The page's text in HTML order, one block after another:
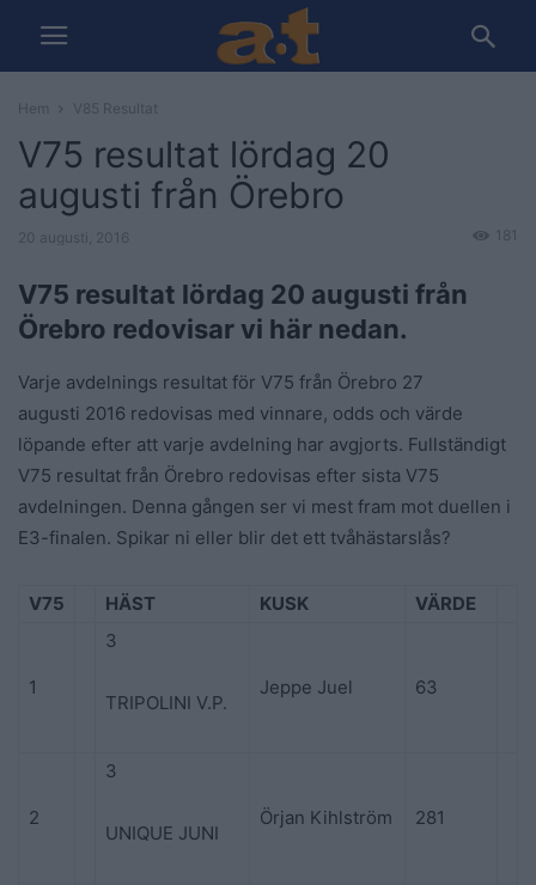
Hem V85 Resultat
V75 resultat lördag 20
augusti från Örebro
20 augusti, 2016 181
V75 resultat lördag 20 augusti från
Örebro redovisar vi här nedan.
Varje avdelnings resultat för V75 från Örebro 27
augusti 2016 redovisas med vinnare, odds och värde
löpande efter att varje avdelning har avgjorts. Fullständigt
V75 resultat från Örebro redovisas efter sista V75
avdelningen. Denna gången ser vi mest fram mot duellen i
E3-finalen. Spikar ni eller blir det ett tvåhästarslås?
V75 HÄST KUSK VÄRDE
1
3
TRIPOLINI V.P.
Jeppe Juel 63
2
3
UNIQUE JUNI
Örjan Kihlström 281